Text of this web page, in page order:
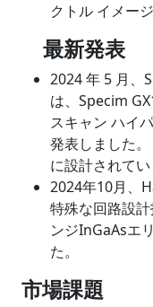
クトル イメー
最新発表
2024 年 5 月、
は、Specim
スキャン ハイ
発表しました
に設計されてい
2024年10月、
特殊な回路設
ンジInGaAsエ
た。
市場課題